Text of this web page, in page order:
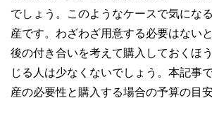
でしょう。このようなケースで気にな
産です。わざわざ用意する必要はない
後の付き合いを考えて購入しておくほ
じる人は少なくないでしょう。本記事
産の必要性と購入する場合の予算の目